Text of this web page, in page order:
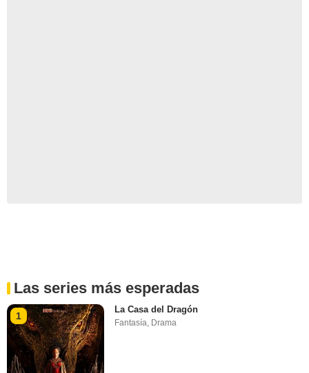
Las series más esperadas
1
La Casa del Dragón
Fantasía Drama